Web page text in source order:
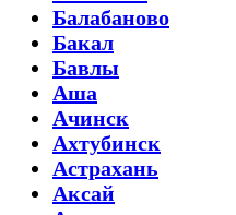
Балабаново
Бакал
Бавлы
Аша
Ачинск
Ахтубинск
Астрахань
Аксай